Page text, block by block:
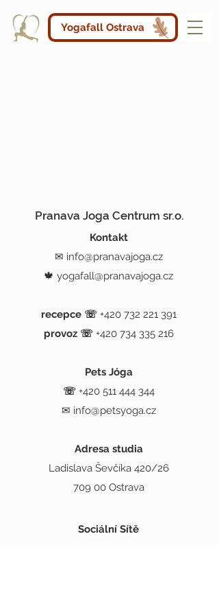
Yogafall Ostrava
Pranava Joga Centrum sr.o.
Kontakt
✉ info@pranavajoga.cz
🍁 yogafall@pranavajoga.cz
recepce ☏ +420 732 221 391
provoz ☏ +420 734 335 216
Pets Jóga
☏ +420 511 444 344
✉ info@petsyoga.cz
Adresa studia
Ladislava Ševčíka 420/26
709 00 Ostrava
Sociální Sítě